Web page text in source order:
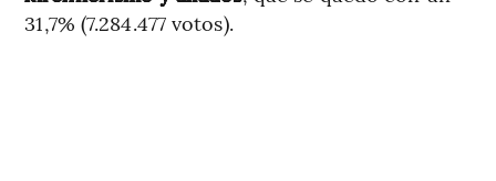
31,7% (7.284.477 votos).